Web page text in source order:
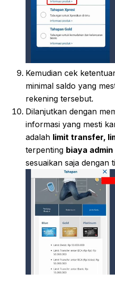
Kemudian cek
minimal saldo yang
rekening tersebut.
Dilanjutkan dengan
informasi yang mesti
adalah limit transfer,
terpenting biaya
sesuaikan saja dengan